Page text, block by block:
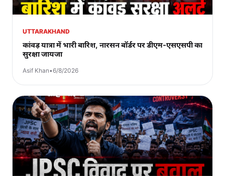
UTTARAKHAND
कांवड़ यात्रा में भारी बारिश, नारसन बॉर्डर पर डीएम-एसएसपी का
सुरक्षा जायजा
Asif Khan•6/8/2026